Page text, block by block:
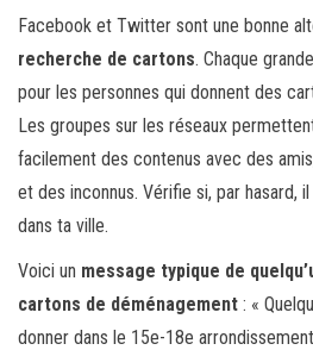
Facebook et Twitter sont une bonne
recherche de cartons. Chaque
pour les personnes qui donnent des
Les groupes sur les réseaux
facilement des contenus avec des
et des inconnus. Vérifie si, par hasard,
dans ta ville.
Voici un message typique de
cartons de déménagement : «
donner dans le 15e-18e